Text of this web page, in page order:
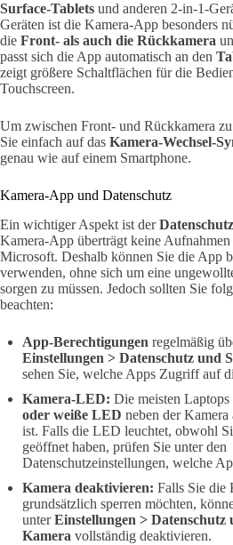
Surface-Tablets und anderen 2-in-1-
Geräten ist die Kamera-App besonders
die Front- als auch die Rückkamera
passt sich die App automatisch an den
zeigt größere Schaltflächen für die
Touchscreen.
Um zwischen Front- und Rückkamera
Sie einfach auf das Kamera-Wechsel-
genau wie auf einem Smartphone.
Kamera-App und Datenschutz
Ein wichtiger Aspekt ist derDatenschutz
Kamera-App überträgt keine Aufnahmen
Microsoft. Deshalb können Sie die App
verwenden, ohne sich um eine
sorgen zu müssen. Jedoch sollten Sie
beachten:
App-Berechtigungen regelmäßig
Einstellungen > Datenschutz und
sehen Sie, welche Apps Zugriff auf
Kamera-LED: Die meisten Laptops
oder weiße LED neben der
ist. Falls die LED leuchtet, obwohl
geöffnet haben, prüfen Sie unter den
Datenschutzeinstellungen, welche
Kamera deaktivieren: Falls Sie die
grundsätzlich sperren möchten,
unterEinstellungen > Datenschutz
Kamera vollständig deaktivieren.